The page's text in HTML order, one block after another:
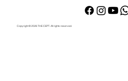
Copyright © 2026 THE CEPT. All rights reserved.